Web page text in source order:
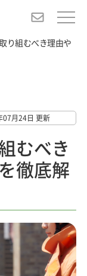
り組むべき理由や
07月24日 更新
むべき
徹底解